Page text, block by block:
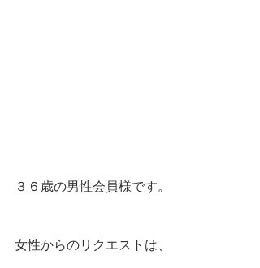
３６歳の男性会員様です。
女性からのリクエストは、